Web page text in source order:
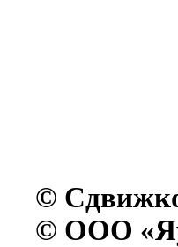
©
© ООО